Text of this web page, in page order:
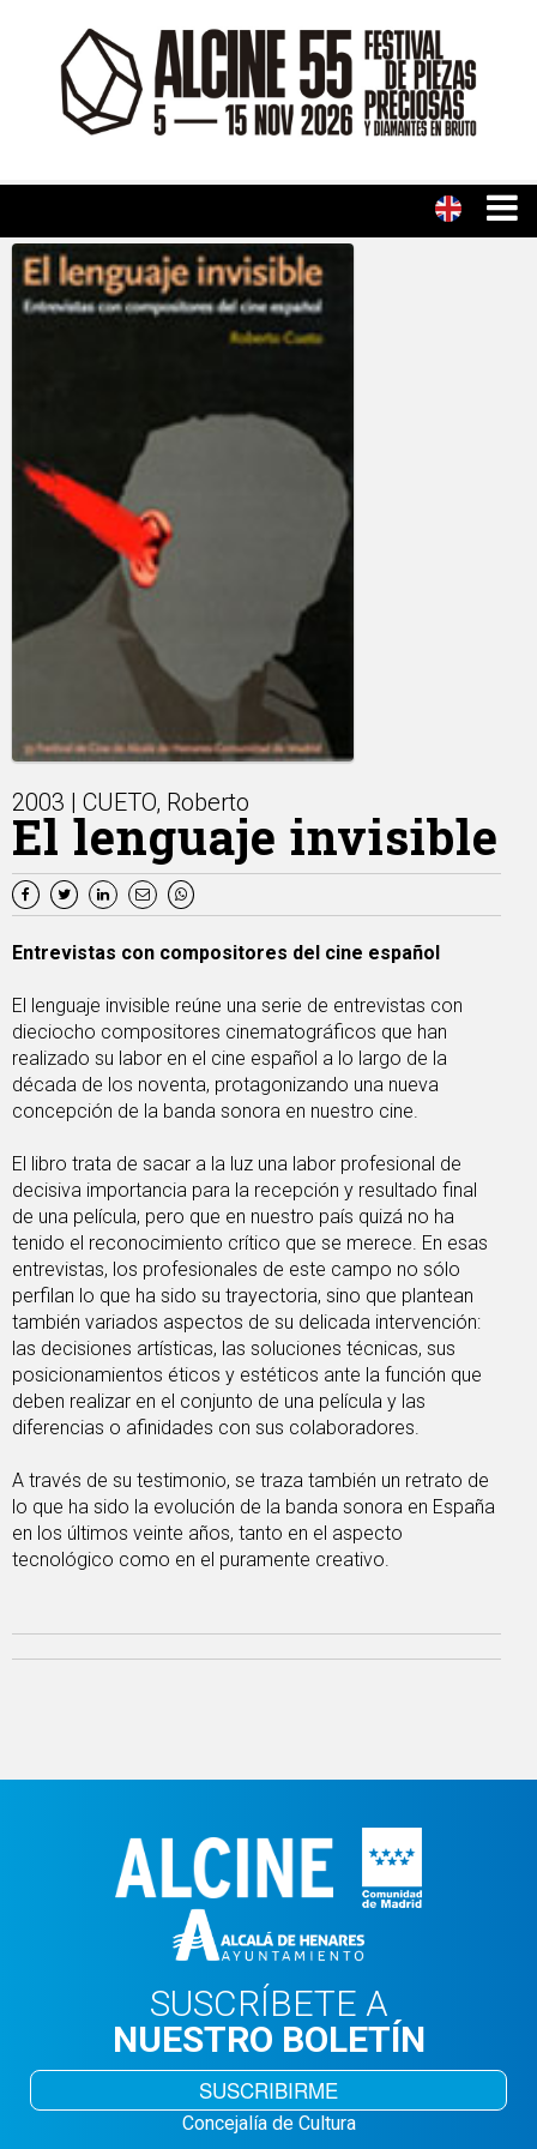
2003 | CUETO, Roberto
El lenguaje invisible
Entrevistas con compositores del cine español
El lenguaje invisible reúne una serie de entrevistas con
dieciocho compositores cinematográficos que han
realizado su labor en el cine español a lo largo de la
década de los noventa, protagonizando una nueva
concepción de la banda sonora en nuestro cine.
El libro trata de sacar a la luz una labor profesional de
decisiva importancia para la recepción y resultado final
de una película, pero que en nuestro país quizá no ha
tenido el reconocimiento crítico que se merece. En esas
entrevistas, los profesionales de este campo no sólo
perfilan lo que ha sido su trayectoria, sino que plantean
también variados aspectos de su delicada intervención:
las decisiones artísticas, las soluciones técnicas, sus
posicionamientos éticos y estéticos ante la función que
deben realizar en el conjunto de una película y las
diferencias o afinidades con sus colaboradores.
A través de su testimonio, se traza también un retrato de
lo que ha sido la evolución de la banda sonora en España
en los últimos veinte años, tanto en el aspecto
tecnológico como en el puramente creativo.
SUSCRÍBETE A
NUESTRO BOLETÍN
SUSCRIBIRME
Concejalía de Cultura